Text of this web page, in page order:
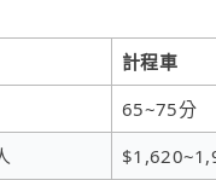
計程車
65~75分